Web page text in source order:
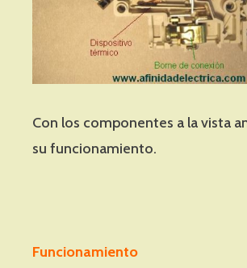
Con los componentes a la vista
su funcionamiento.
Funcionamiento